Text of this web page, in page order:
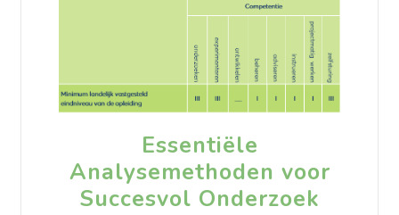
Essentiële
Analysemethoden voor
Succesvol Onderzoek